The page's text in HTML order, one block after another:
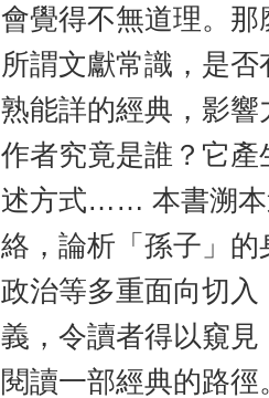
會覺得不無道理。
所謂文獻常識，是
熟能詳的經典，影
作者究竟是誰？它
述方式…… 本書溯本
絡，論析「孫子」
政治等多重面向切
義，令讀者得以窺
閱讀一部經典的路徑